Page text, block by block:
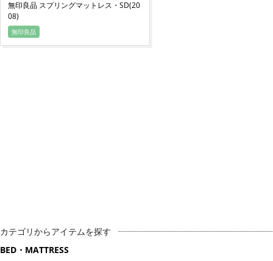
無印良品 スプリングマットレス・SD(20
08)
無印良品
カテゴリからアイテムを探す
BED・MATTRESS